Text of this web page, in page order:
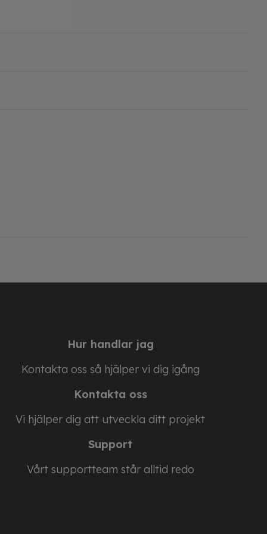
Hur handlar jag
Kontakta oss så hjälper vi dig igång
Kontakta oss
Vi hjälper dig att utveckla ditt projekt
Support
Vårt supportteam står alltid redo